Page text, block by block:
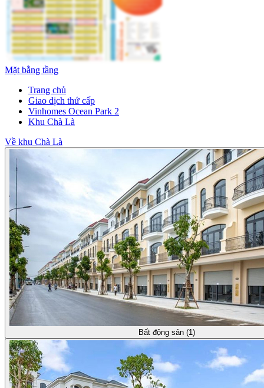
Mặt bằng tầng
Trang chủ
Giao dịch thứ cấp
Vinhomes Ocean Park 2
Khu Chà Là
Về khu Chà Là
Bất động sản (1)